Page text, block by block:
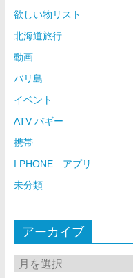
欲しい物リスト
北海道旅行
動画
バリ島
イベント
ATV バギー
携帯
I PHONE アプリ
未分類
アーカイブ